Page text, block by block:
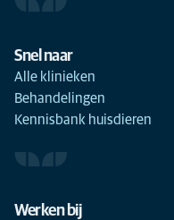
Snel naar
Alle klinieken
Behandelingen
Kennisbank huisdieren
Werken bij